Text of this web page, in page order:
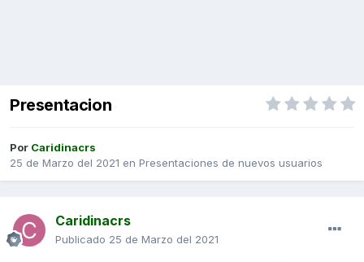
Presentacion
Por Caridinacrs
25 de Marzo del 2021 en Presentaciones de nuevos usuarios
Caridinacrs
Publicado 25 de Marzo del 2021